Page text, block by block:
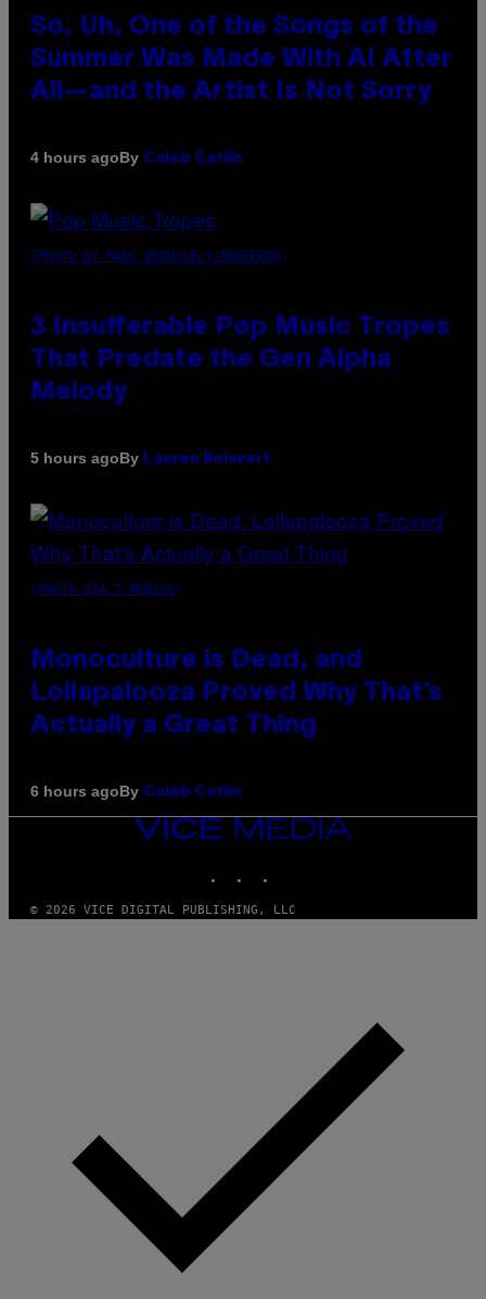
So, Uh, One of the Songs of the
Summer Was Made With AI After
All—and the Artist Is Not Sorry
4 hours agoBy Caleb Catlin
(PHOTO BY MARC BROUSSELY/REDFERNS)
3 Insufferable Pop Music Tropes
That Predate the Gen Alpha
Melody
5 hours agoBy Lauren Boisvert
(PHOTO VIA T-MOBILE)
Monoculture is Dead, and
Lollapalooza Proved Why That’s
Actually a Great Thing
6 hours agoBy Caleb Catlin
VICE
MEDIA
© 2026 VICE DIGITAL PUBLISHING, LLC